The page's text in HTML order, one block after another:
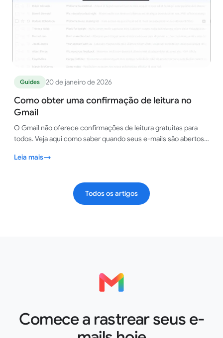
Guides 20 de janeiro de 2026
Como obter uma confirmação de leitura no
Gmail
O Gmail não oferece confirmações de leitura gratuitas para
todos. Veja aqui como saber quando seus e-mails são abertos,
Leia mais
Todos os artigos
Comece a rastrear seus e-